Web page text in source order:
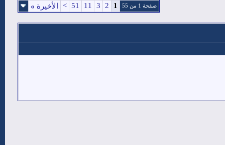
صفحة 1 من 55 1
2
3
11
51
> الأخيرة »